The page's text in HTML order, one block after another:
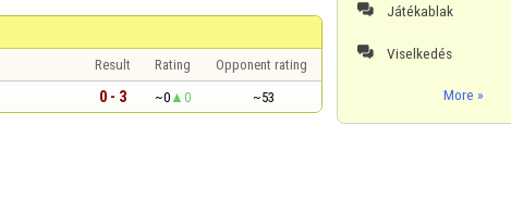
Result Rating Opponent rating
0 - 3 ~0 0 ~53
 Játékablak
 Viselkedés
More »